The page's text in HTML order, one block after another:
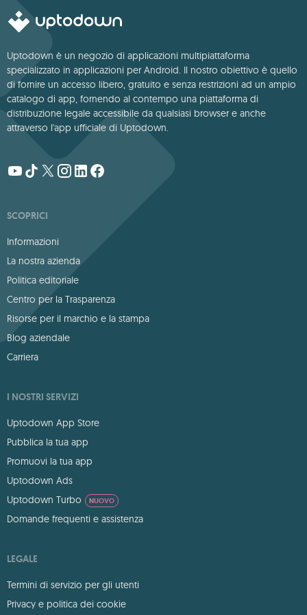
Uptodown è un negozio di applicazioni multipiattaforma
specializzato in applicazioni per Android. Il nostro obiettivo è quello
di fornire un accesso libero, gratuito e senza restrizioni ad un ampio
catalogo di app, fornendo al contempo una piattaforma di
distribuzione legale accessibile da qualsiasi browser e anche
attraverso l'app ufficiale di Uptodown.
SCOPRICI
Informazioni
La nostra azienda
Politica editoriale
Centro per la Trasparenza
Risorse per il marchio e la stampa
Blog aziendale
Carriera
I NOSTRI SERVIZI
Uptodown App Store
Pubblica la tua app
Promuovi la tua app
Uptodown Ads
Uptodown Turbo
NUOVO
Domande frequenti e assistenza
LEGALE
Termini di servizio per gli utenti
Privacy e politica dei cookie